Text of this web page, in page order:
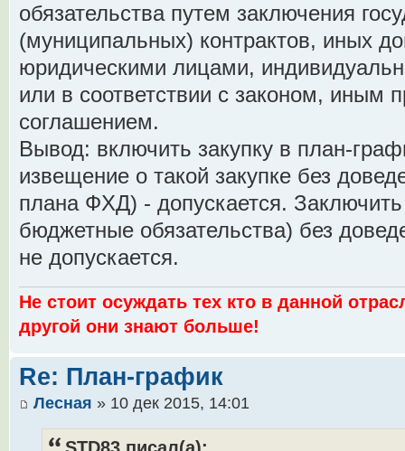
обязательства путем заключения
(муниципальных) контрактов, иных
юридическими лицами,
или в соответствии с законом, иным
соглашением.
Вывод: включить закупку в план-
извещение о такой закупке без
плана ФХД) - допускается. Заключить
бюджетные обязательства) без
не допускается.
Не стоит осуждать тех кто в данной
другой они знают больше!
Re: План-график
Лесная » 10 дек 2015, 14:01